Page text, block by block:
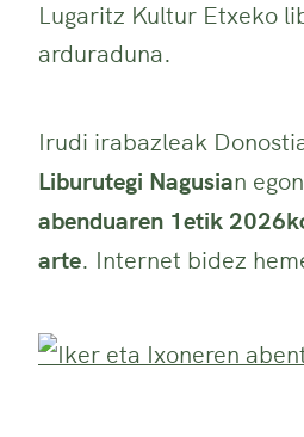
Lugaritz Kultur Etxeko
arduraduna.
Irudi irabazleak
Liburutegi Nagusian
abenduaren 1etik
arte. Internet bidez